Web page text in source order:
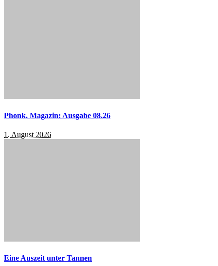
Phonk. Magazin: Ausgabe 08.26
1. August 2026
Eine Auszeit unter Tannen